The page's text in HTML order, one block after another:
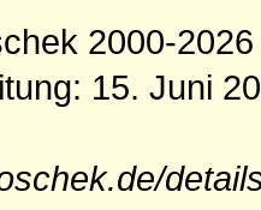
2000-2026
15. Juni